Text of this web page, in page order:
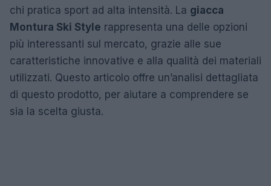
chi pratica sport ad alta intensità. La giacca
Montura Ski Style rappresenta una delle opzioni
più interessanti sul mercato, grazie alle sue
caratteristiche innovative e alla qualità dei materiali
utilizzati. Questo articolo offre un’analisi dettagliata
di questo prodotto, per aiutare a comprendere se
sia la scelta giusta.